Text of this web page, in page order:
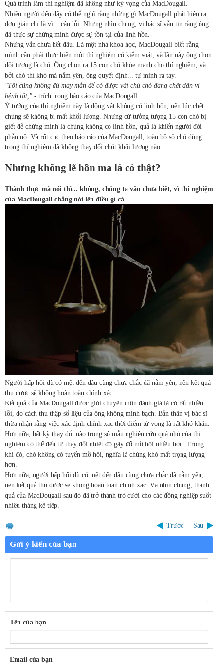
Quá trình làm thí nghiệm đã không như kỳ vọng của MacDougall.
Nhiều người đến đây có thể nghĩ rằng những gì MacDougall phát hiện ra
đơn giản chỉ là vì... cân lỗi. Nhưng nhìn chung, vị bác sĩ vẫn tin rằng ông
đã thực sự chứng minh được sự tồn tại của linh hồn.
Nhưng vẫn chưa hết đâu. Là một nhà khoa học, MacDougall biết rằng
mình cần phải thực hiện một thí nghiệm có kiểm soát, và lần này ông chọn
đối tượng là chó. Ông chọn ra 15 con chó khỏe mạnh cho thí nghiệm, và
bởi chó thì khó mà nằm yên, ông quyết định... tự mình ra tay.
"Tôi cũng không đủ may mắn để có được vài chú chó đang chết dần vì
bệnh tật," - trích trong báo cáo của MacDougall.
Ý tưởng của thí nghiệm này là động vật không có linh hồn, nên lúc chết
chúng sẽ không bị mất khối lượng. Nhưng cứ tưởng tượng 15 con chó bị
giết để chứng minh là chúng không có linh hồn, quả là khiến người đời
phẫn nộ. Và rốt cục theo báo cáo của MacDougall, toàn bộ số chó dùng
trong thí nghiệm đã không thay đổi chút khối lượng nào.
Nhưng không lẽ hồn ma là có thật?
Thành thực mà nói thì... không, chúng ta vẫn chưa biết, vì thí nghiệm
của MacDougall chẳng nói lên điều gì cả.
Người hấp hối dù có mệt đến đâu cũng chưa chắc đã nằm yên, nên kết quả
thu được sẽ không hoàn toàn chính xác
Kết quả của MacDougall được giới chuyên môn đánh giá là có rất nhiều
lỗi, do cách thu thập số liệu của ông không minh bạch. Bản thân vị bác sĩ
thừa nhận rằng việc xác định chính xác thời điểm tử vong là rất khó khăn.
Hơn nữa, bất kỳ thay đổi nào trong số mẫu nghiên cứu quá nhỏ của thí
nghiệm có thể đến từ thay đổi nhiệt độ gây đổ mồ hôi nhiều hơn. Trong
khi đó, chó không có tuyến mồ hôi, nghĩa là chúng khó mất trọng lượng
hơn.
Hơn nữa, người hấp hối dù có mệt đến đâu cũng chưa chắc đã nằm yên,
nên kết quả thu được sẽ không hoàn toàn chính xác. Và nhìn chung, thành
quả của MacDougall sau đó đã trở thành trò cười cho các đồng nghiệp suốt
nhiều tháng kế tiếp.
Trước Sau
Gửi ý kiến của bạn
Tên của bạn
Email của bạn